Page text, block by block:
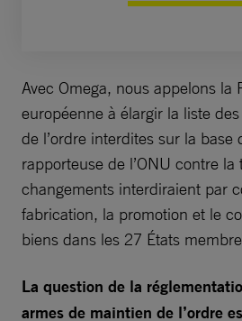
Avec Omega, nous appelons la
européenne à élargir la liste
de l’ordre interdites sur la base
rapporteuse de l’ONU contre
changements interdiraient par
fabrication, la promotion et le
biens dans les 27 États
La question de la
armes de maintien de l’ordre